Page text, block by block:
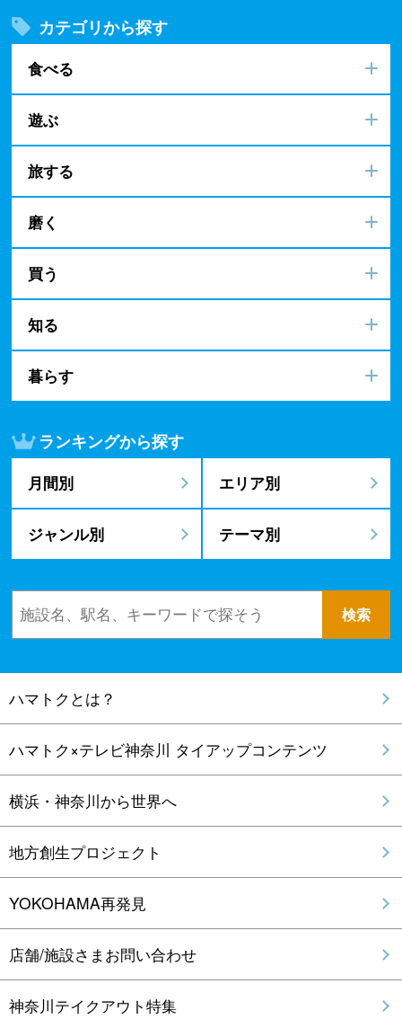
カテゴリから探す
食べる
遊ぶ
旅する
磨く
買う
知る
暮らす
ランキングから探す
月間別 エリア別
ジャンル別 テーマ別
ハマトクとは？
ハマトク×テレビ神奈川 タイアップコンテンツ
横浜・神奈川から世界へ
地方創生プロジェクト
YOKOHAMA再発見
店舗/施設さまお問い合わせ
神奈川テイクアウト特集